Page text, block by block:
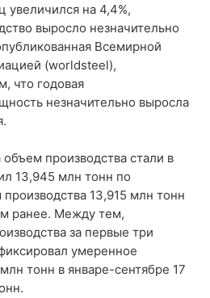
увеличился на 4,4%,
выросло незначительно
Всемирной
(worldsteel),
что годовая
незначительно выросла
объем производства стали в
13,945 млн тонн по
13,915 млн тонн
ранее. Между тем,
за первые три
умеренное
тонн в январе-сентябре 17